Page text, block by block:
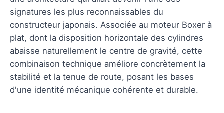
signatures les plus reconnaissables du
constructeur japonais. Associée au moteur Boxer à
plat, dont la disposition horizontale des cylindres
abaisse naturellement le centre de gravité, cette
combinaison technique améliore concrètement la
stabilité et la tenue de route, posant les bases
d'une identité mécanique cohérente et durable.